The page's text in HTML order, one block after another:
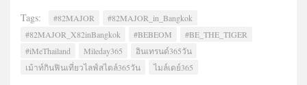
Tags: #82MAJOR
#82MAJOR_in_Bangkok
#82MAJOR_X82inBangkok
#BEBEOM
#BE_THE_TIGER
#iMeThailand
Mileday365
อินเทรนด์365วัน
เม้าท์กินฟินเที่ยวไลฟ์สไตล์365วัน
ไมล์เดย์365